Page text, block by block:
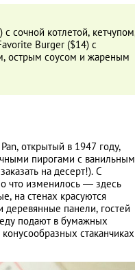
сочной котлетой,
Burger ($14) с
острым соусом и жареным
открытый в 1947 году,
пирогами с ванильным
на десерт!). С
что изменилось — здесь
на стенах красуются
деревянные панели, гостей
подают в бумажных
стаканчиках